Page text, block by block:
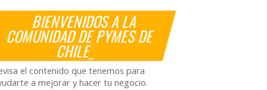
BIENVENIDOS A LA
COMUNIDAD DE PYMES DE
CHILE_
el contenido que tenemos para
a mejorar y hacer tu negocio.